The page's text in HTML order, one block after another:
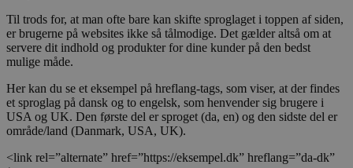
Til trods for, at man ofte bare kan skifte sproglaget i toppen af siden,
er brugerne på websites ikke så tålmodige. Det gælder altså om at
servere dit indhold og produkter for dine kunder på den bedst
mulige måde.
Her kan du se et eksempel på hreflang-tags, som viser, at der findes
et sproglag på dansk og to engelsk, som henvender sig brugere i
USA og UK. Den første del er sproget (da, en) og den sidste del er
område/land (Danmark, USA, UK).
<link rel=”alternate” href=”https://eksempel.dk” hreflang=”da-dk”